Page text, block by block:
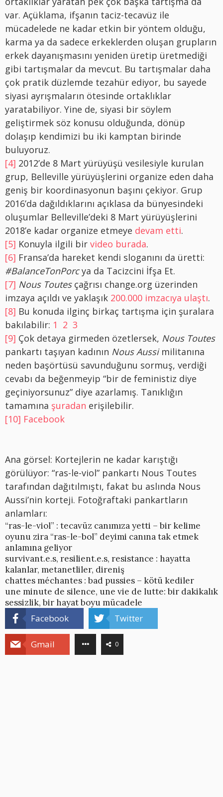
var. Açüklama, ifşanın taciz-tecavüz ile
mücadelede ne kadar etkin bir yöntem olduğu,
karma ya da sadece erkeklerden oluşan grupların
erkek dayanışmasını yeniden üretip üretmediği
gibi tartışmalar da mevcut. Bu tartışmalar daha
çok pratik düzlemde tezahür ediyor, bu sayede
siyasi ayrışmaların ötesinde ortaklıklar
yaratabiliyor. Yine de, siyasi bir söylem
geliştirmek söz konusu olduğunda, dönüp
dolaşıp kendimizi bu iki kamptan birinde
buluyoruz.
[4] 2012’de 8 Mart yürüyüşü vesilesiyle kurulan
grup, Belleville yürüyüşlerini organize eden daha
geniş bir koordinasyonun başını çekiyor. Grup
2016’da dağıldıklarını açıklasa da bünyesindeki
oluşumlar Belleville’deki 8 Mart yürüyüşlerini
2018’e kadar organize etmeye devam etti.
[5] Konuyla ilgili bir video burada.
[6] Fransa’da hareket kendi sloganını da üretti:
#BalanceTonPorcya da Tacizcini İfşa Et.
[7] Nous Toutesçağrısı change.org üzerinden
imzaya açıldı ve yaklaşık 200.000 imzacıya ulaştı.
[8] Bu konuda ilginç birkaç tartışma için şuralara
bakılabilir: 1 2 3
[9] Çok detaya girmeden özetlersek, Nous Toutes
pankartı taşıyan kadının Nous Aussimilitanına
neden başörtüsü savunduğunu sormuş, verdiği
cevabı da beğenmeyip “bir de feministiz diye
geçiniyorsunuz” diye azarlamış. Tanıklığın
tamamına şuradan erişilebilir.
[10] Facebook
Ana görsel: Kortejlerin ne kadar karıştığı
görülüyor: “ras-le-viol” pankartı Nous Toutes
tarafından dağıtılmıştı, fakat bu aslında Nous
Aussi’nin korteji. Fotoğraftaki pankartların
anlamları:
“ras-le-viol” : tecavüz canımıza yetti – bir kelime
oyunu zira “ras-le-bol” deyimi canına tak etmek
anlamına geliyor
survivant.e.s, resilient.e.s, resistance : hayatta
kalanlar, metanetliler, direniş
chattes méchantes : bad pussies – kötü kediler
une minute de silence, une vie de lutte: bir dakikalık
sessizlik, bir hayat boyu mücadele
Facebook Twitter
Gmail 0